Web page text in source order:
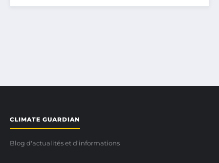
CLIMATE GUARDIAN
Blog d'actualités et d'informations